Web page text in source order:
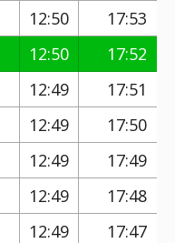
12:50
17:53
12:50
17:52
12:49
17:51
12:49
17:50
12:49
17:49
12:49
17:48
12:49
17:47